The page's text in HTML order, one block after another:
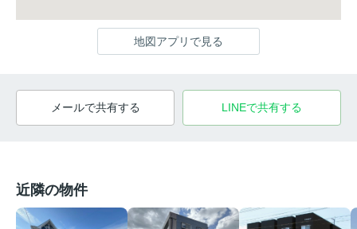
地図アプリで見る
メールで共有する LINEで共有する
近隣の物件